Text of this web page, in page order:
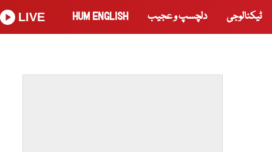
ٹیکنالوجی دلچسپ و عجیب HUM ENGLISH
LIVE